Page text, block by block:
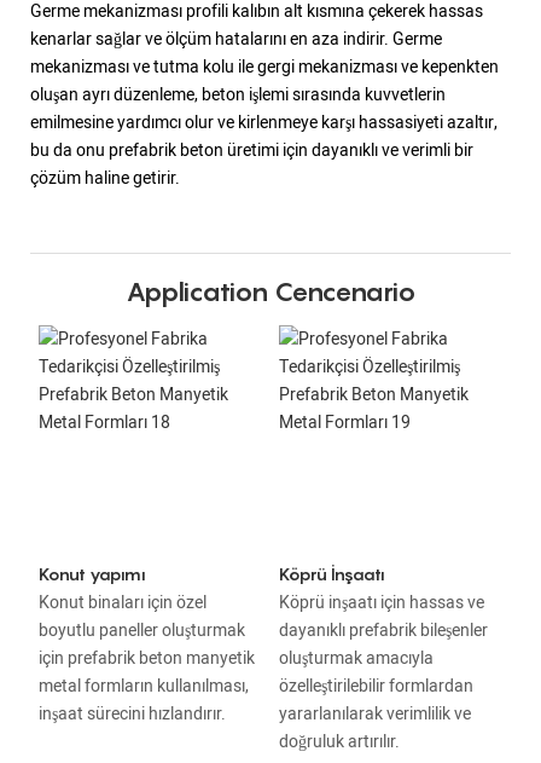
Germe mekanizması profili kalıbın alt kısmına çekerek hassas
kenarlar sağlar ve ölçüm hatalarını en aza indirir. Germe
mekanizması ve tutma kolu ile gergi mekanizması ve kepenkten
oluşan ayrı düzenleme, beton işlemi sırasında kuvvetlerin
emilmesine yardımcı olur ve kirlenmeye karşı hassasiyeti azaltır,
bu da onu prefabrik beton üretimi için dayanıklı ve verimli bir
çözüm haline getirir.
Application Cencenario
Konut yapımı
Konut binaları için özel
boyutlu paneller oluşturmak
için prefabrik beton manyetik
metal formların kullanılması,
inşaat sürecini hızlandırır.
Köprü İnşaatı
Köprü inşaatı için hassas ve
dayanıklı prefabrik bileşenler
oluşturmak amacıyla
özelleştirilebilir formlardan
yararlanılarak verimlilik ve
doğruluk artırılır.